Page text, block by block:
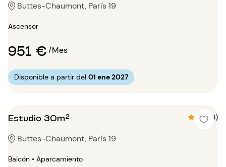
Buttes-Chaumont, París 19
Ascensor
951 €/Mes
Disponible a partir del 01 ene 2027
Estudio 30m² 4.3 (3)
Buttes-Chaumont, París 19
Balcón • Aparcamiento